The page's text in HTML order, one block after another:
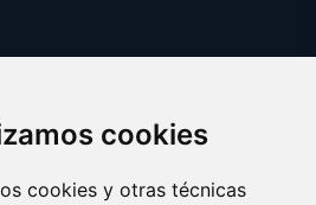
cookies
cookies y otras técnicas